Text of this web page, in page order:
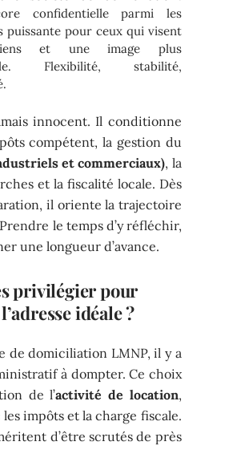
confidentielle parmi les
puissante pour ceux qui visent
et une image plus
Flexibilité, stabilité,
innocent. Il conditionne
compétent, la gestion du
et commerciaux), la
et la fiscalité locale. Dès
il oriente la trajectoire
le temps d’y réfléchir,
une longueur d’avance.
privilégier pour
idéale ?
de domiciliation LMNP, il y a
à dompter. Ce choix
de l’activité de location,
impôts et la charge fiscale.
d’être scrutés de près